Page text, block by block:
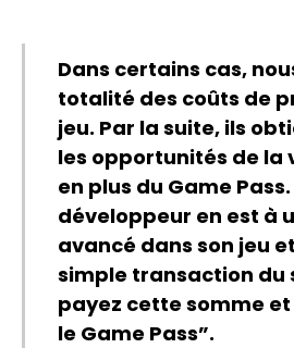
Dans certains cas,
totalité des coûts de
jeu. Par la suite, ils
les opportunités de la
en plus du Game
développeur en est à
avancé dans son jeu
simple transaction du
payez cette somme
le Game Pass”.